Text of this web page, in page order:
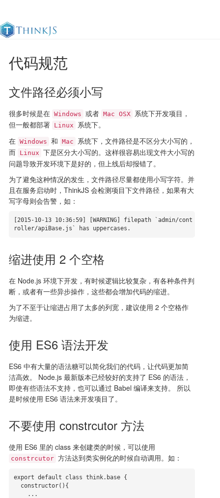
官方文档
代码规范
文件路径必须小写
很多时候是在 Windows 或者 Mac OSX
系统下开发项目，
但一般都部署 Linux
系统下。
在 Windows 和 Mac
系统下，文件路径是不区分大小写的，
而 Linux 下是区分大小写的。这样很容易出现文件大小写的
问题导致开发环境下是好的，但上线后却报错了。
为了避免这种情况的发生，文件路径尽量都使用小写字符。并
且在服务启动时，ThinkJS 会检测项目下文件路径，如果有大
写字母则会告警，如：
[2015-10-13 10:36:59] [WARNING] filepath `admin/cont
roller/apiBase.js` has uppercases.
缩进使用 2 个空格
在 Node.js 环境下开发，有时候逻辑比较复杂，有各种条件判
断，或者有一些异步操作，这些都会增加代码的缩进。
为了不至于让缩进占用了太多的列宽，建议使用 2 个空格作
为缩进。
使用 ES6 语法开发
ES6 中有大量的语法糖可以简化我们的代码，让代码更加简
洁高效。 Node.js 最新版本已经较好的支持了 ES6 的语法，
即使有些语法不支持，也可以通过 Babel 编译来支持。 所以
是时候使用 ES6 语法来开发项目了。
不要使用 constrcutor 方法
使用 ES6 里的 class 来创建类的时候，可以使用
constrcutor 方法达到类实例化的时候自动调用。如：
export default class think.base {